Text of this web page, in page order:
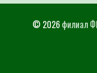
© 2026филиал